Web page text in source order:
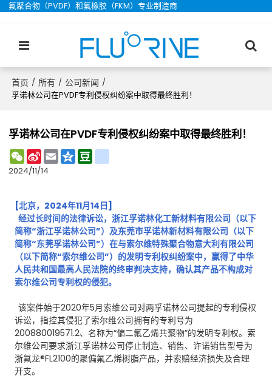
氟聚合物（PVDF）和氟橡胶（FKM）专业制造商
首页 / 所有 / 公司新闻 /
孚诺林公司在PVDF专利侵权纠纷案中取得最终胜利！
孚诺林公司在PVDF专利侵权纠纷案中取得最终胜利！
WeChat
Sina
Weibo
EmailQzone
2024/11/14
[北京，2024年11月14日]
经过长时间的法律诉讼，浙江孚诺林化工新材料有限公司（以下
简称“浙江孚诺林公司”）及东莞市孚诺林新材料有限公司（以下
简称“东莞孚诺林公司”）在与索尔维特殊聚合物意大利有限公司
（以下简称“索尔维公司”）的发明专利权纠纷案中，赢得了中华
人民共和国最高人民法院的终审判决支持，确认其产品不构成对
索尔维公司专利权的侵犯。
该案件始于2020年5月索维公司对两孚诺林公司提起的专利侵权
诉讼，指控其侵犯了索尔维公司拥有的专利号为
200880019571.2、名称为“偏二氟乙烯共聚物”的发明专利权。索
尔维公司要求浙江孚诺林公司停止制造、销售、许诺销售型号为
浙氟龙®FL2100的聚偏氟乙烯树脂产品，并索赔经济损失及合理
开支。